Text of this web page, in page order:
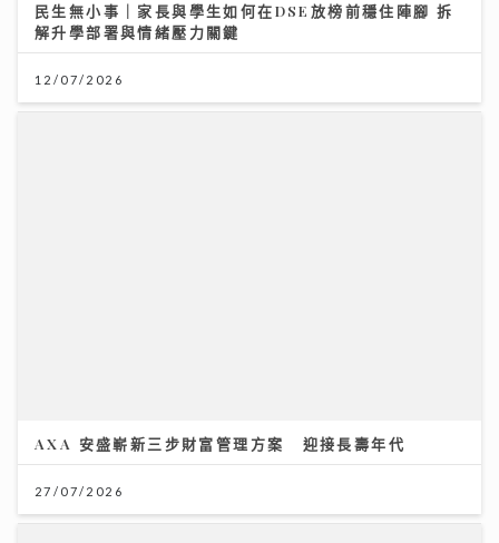
民生無小事｜家長與學生如何在DSE放榜前穩住陣腳 拆
解升學部署與情緒壓力關鍵
12/07/2026
AXA 安盛嶄新三步財富管理方案 迎接長壽年代
27/07/2026
男嬰陰囊「冇睪丸」？醫生：BB哭鬧、咳嗽肚凸凸要留
意｜養和醫院小兒外科專科梁芷綸醫生
23/07/2026